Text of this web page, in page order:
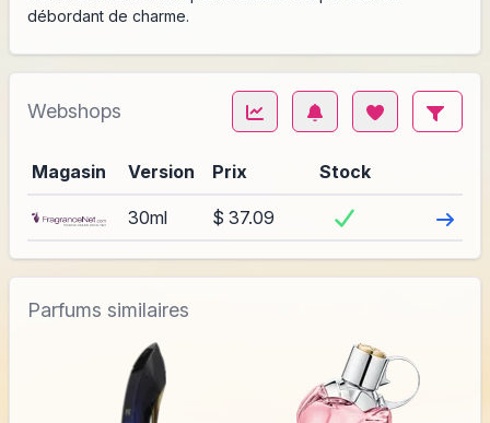
débordant de charme.
Webshops
Magasin Version Prix Stock
30ml $ 37.09 Visite
Parfums similaires